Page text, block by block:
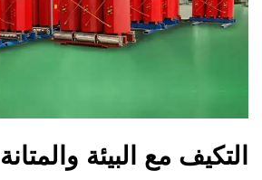
التكيف مع البيئة والمتانة